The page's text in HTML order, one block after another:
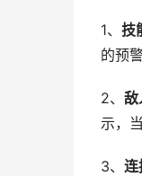
1、 技
的预
2、 敌
示，
3、 连